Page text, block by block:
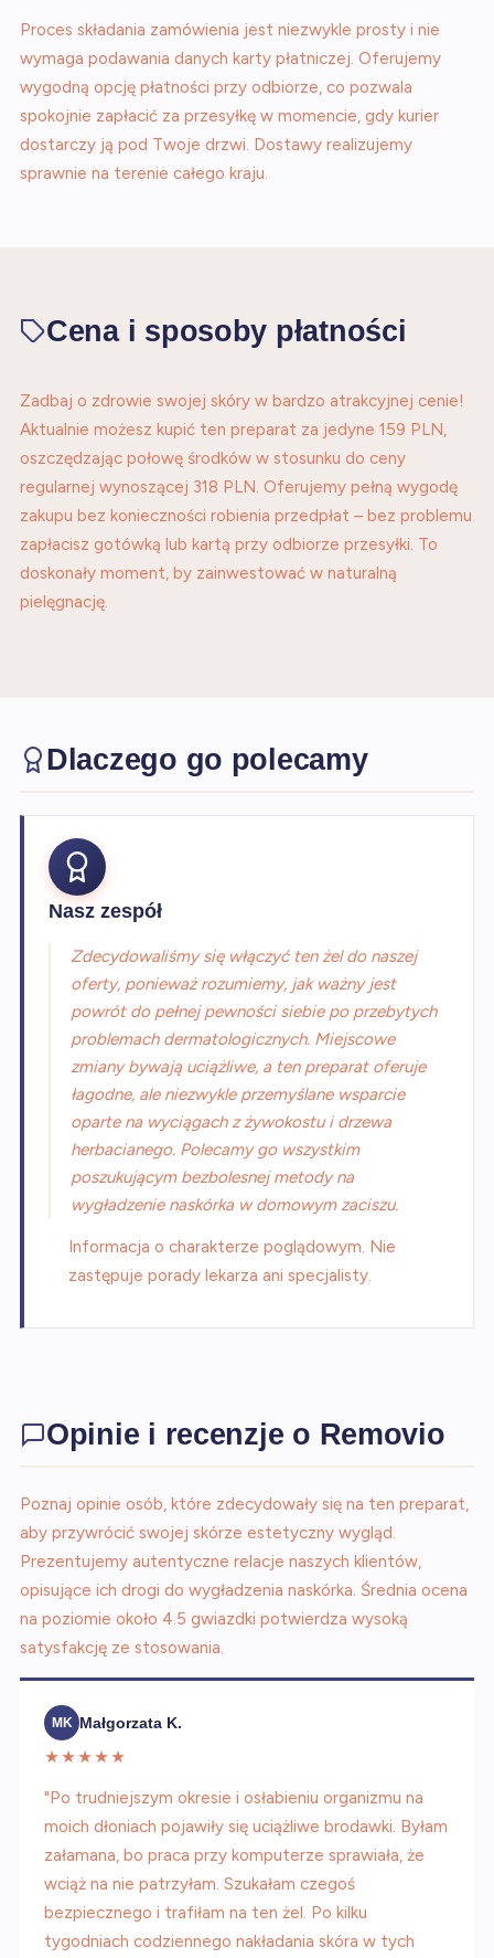
Proces składania zamówienia jest niezwykle prosty i nie
wymaga podawania danych karty płatniczej. Oferujemy
wygodną opcję płatności przy odbiorze, co pozwala
spokojnie zapłacić za przesyłkę w momencie, gdy kurier
dostarczy ją pod Twoje drzwi. Dostawy realizujemy
sprawnie na terenie całego kraju.
Cena i sposoby płatności
Zadbaj o zdrowie swojej skóry w bardzo atrakcyjnej cenie!
Aktualnie możesz kupić ten preparat za jedyne 159 PLN,
oszczędzając połowę środków w stosunku do ceny
regularnej wynoszącej 318 PLN. Oferujemy pełną wygodę
zakupu bez konieczności robienia przedpłat – bez problemu
zapłacisz gotówką lub kartą przy odbiorze przesyłki. To
doskonały moment, by zainwestować w naturalną
pielęgnację.
Dlaczego go polecamy
Nasz zespół
Zdecydowaliśmy się włączyć ten żel do naszej
oferty, ponieważ rozumiemy, jak ważny jest
powrót do pełnej pewności siebie po przebytych
problemach dermatologicznych. Miejscowe
zmiany bywają uciążliwe, a ten preparat oferuje
łagodne, ale niezwykle przemyślane wsparcie
oparte na wyciągach z żywokostu i drzewa
herbacianego. Polecamy go wszystkim
poszukującym bezbolesnej metody na
wygładzenie naskórka w domowym zaciszu.
Informacja o charakterze poglądowym. Nie
zastępuje porady lekarza ani specjalisty.
Opinie i recenzje o Removio
Poznaj opinie osób, które zdecydowały się na ten preparat,
aby przywrócić swojej skórze estetyczny wygląd.
Prezentujemy autentyczne relacje naszych klientów,
opisujące ich drogi do wygładzenia naskórka. Średnia ocena
na poziomie około 4.5 gwiazdki potwierdza wysoką
satysfakcję ze stosowania.
MK Małgorzata K.
★★★★★
"Po trudniejszym okresie i osłabieniu organizmu na
moich dłoniach pojawiły się uciążliwe brodawki. Byłam
załamana, bo praca przy komputerze sprawiała, że
wciąż na nie patrzyłam. Szukałam czegoś
bezpiecznego i trafiłam na ten żel. Po kilku
tygodniach codziennego nakładania skóra w tych